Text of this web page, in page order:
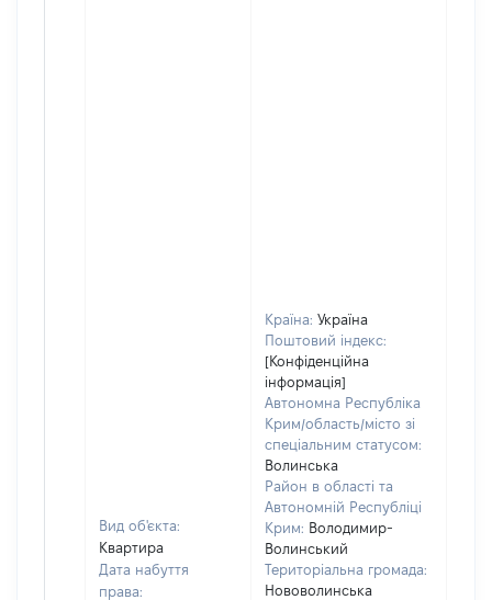
Вид об'єкта:
Квартира
Дата набуття
права:
Країна: Україна
Поштовий індекс:
[Конфіденційна
інформація]
Автономна Республіка
Крим/область/місто зі
спеціальним статусом:
Волинська
Район в області та
Автономній Республіці
Крим: Володимир-
Волинський
Територіальна громада:
Нововолинська